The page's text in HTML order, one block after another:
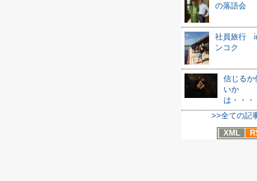
の落語会
社員旅行
ンコク
信じるか
いか
は・・・
>>全ての記
XML